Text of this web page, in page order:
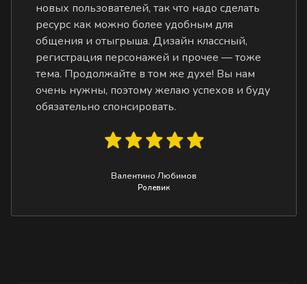
новых пользователей, так что надо сделать
ресурс как можно более удобным для
общения и отыгрыша. Дизайн классный,
регистрация персонажей и прочее — тоже
тема. Продолжайте в том же духе! Вы нам
очень нужны, поэтому желаю успехов и буду
обязательно спонсировать.
Валентино Любимов
Ролевик